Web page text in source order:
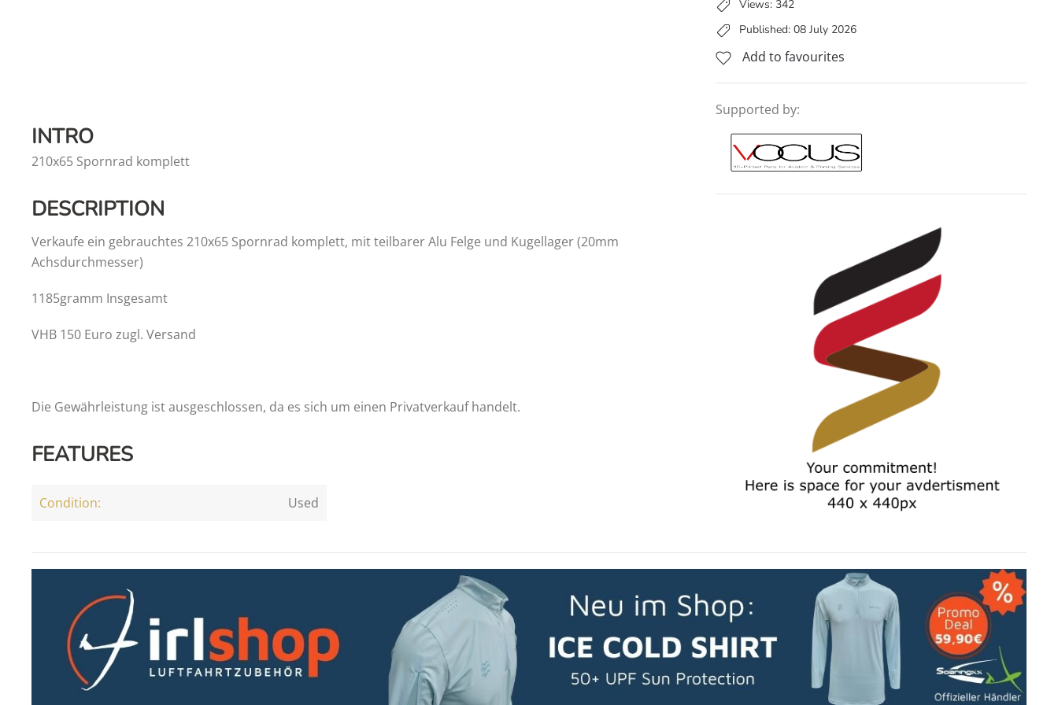
INTRO
210x65 Spornrad komplett
DESCRIPTION
Verkaufe ein gebrauchtes 210x65 Spornrad komplett, mit teilbarer Alu Felge und Kugellager (20mm
Achsdurchmesser)
1185gramm Insgesamt
VHB 150 Euro zugl. Versand
Die Gewährleistung ist ausgeschlossen, da es sich um einen Privatverkauf handelt.
FEATURES
Condition: Used
Views: 342
Published: 08 July 2026
Add to favourites
Supported by: